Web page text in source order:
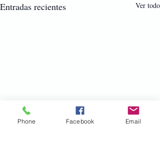
Entradas recientes Ver todo
Phone Facebook Email